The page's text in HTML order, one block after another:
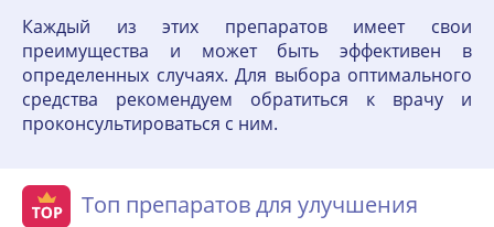
Каждый из этих препаратов имеет свои
преимущества и может быть эффективен в
определенных случаях. Для выбора оптимального
средства рекомендуем обратиться к врачу и
проконсультироваться с ним.
Топ препаратов для улучшения